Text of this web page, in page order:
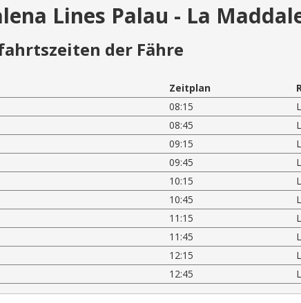
Lines Palau - La
der Fähre
Zeitplan
08:15
08:45
09:15
09:45
10:15
10:45
11:15
11:45
12:15
12:45